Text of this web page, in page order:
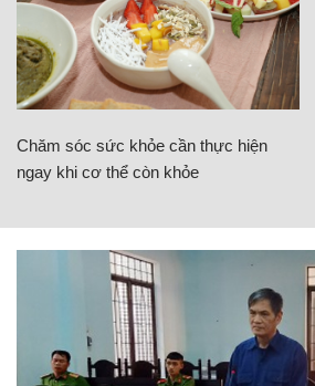
Chăm sóc sức khỏe cần thực hiện
ngay khi cơ thể còn khỏe